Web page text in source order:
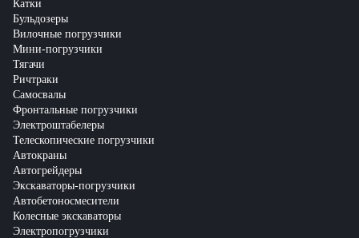
Катки
Бульдозеры
Вилочные погрузчики
Мини-погрузчики
Тягачи
Ричтраки
Самосвалы
Фронтальные погрузчики
Электроштабелеры
Телескопические погрузчики
Автокраны
Автогрейдеры
Экскаваторы-погрузчики
Автобетоносмесители
Колесные экскаваторы
Электропогрузчики